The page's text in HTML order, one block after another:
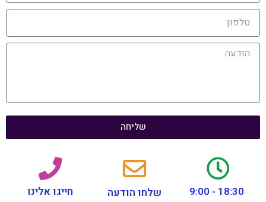
שליחה
שלחו הודעה חייגו אלינו